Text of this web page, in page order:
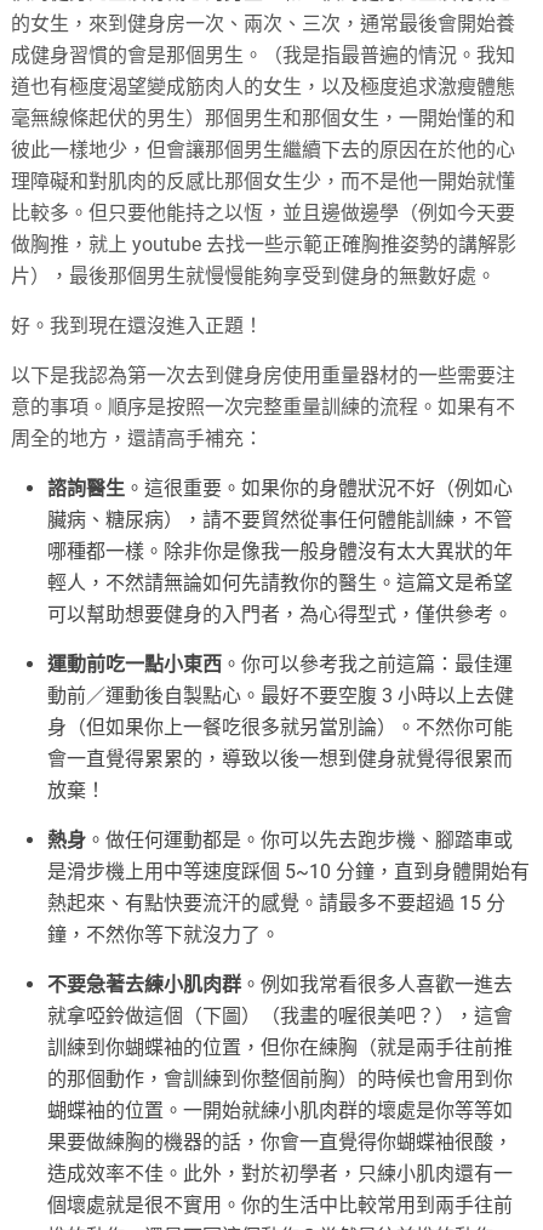
的女生，來到健身房一次、兩次、三次，通常最後會開始養
成健身習慣的會是那個男生。（我是指最普遍的情況。我知
道也有極度渴望變成筋肉人的女生，以及極度追求激瘦體態
毫無線條起伏的男生）那個男生和那個女生，一開始懂的和
彼此一樣地少，但會讓那個男生繼續下去的原因在於他的心
理障礙和對肌肉的反感比那個女生少，而不是他一開始就懂
比較多。但只要他能持之以恆，並且邊做邊學（例如今天要
做胸推，就上 youtube 去找一些示範正確胸推姿勢的講解影
片），最後那個男生就慢慢能夠享受到健身的無數好處。
好。我到現在還沒進入正題！
以下是我認為第一次去到健身房使用重量器材的一些需要注
意的事項。順序是按照一次完整重量訓練的流程。如果有不
周全的地方，還請高手補充：
諮詢醫生 。這很重要。如果你的身體狀況不好（例如心
臟病、糖尿病），請不要貿然從事任何體能訓練，不管
哪種都一樣。除非你是像我一般身體沒有太大異狀的年
輕人，不然請無論如何先請教你的醫生。這篇文是希望
可以幫助想要健身的入門者，為心得型式，僅供參考。
運動前吃一點小東西 。你可以參考我之前這篇：最佳運
動前／運動後自製點心。最好不要空腹 3 小時以上去健
身（但如果你上一餐吃很多就另當別論）。不然你可能
會一直覺得累累的，導致以後一想到健身就覺得很累而
放棄！
熱身 。做任何運動都是。你可以先去跑步機、腳踏車或
是滑步機上用中等速度踩個 5~10 分鐘，直到身體開始有
熱起來、有點快要流汗的感覺。請最多不要超過 15 分
鐘，不然你等下就沒力了。
不要急著去練小肌肉群 。例如我常看很多人喜歡一進去
就拿啞鈴做這個（下圖）（我畫的喔很美吧？），這會
訓練到你蝴蝶袖的位置，但你在練胸（就是兩手往前推
的那個動作，會訓練到你整個前胸）的時候也會用到你
蝴蝶袖的位置。一開始就練小肌肉群的壞處是你等等如
果要做練胸的機器的話，你會一直覺得你蝴蝶袖很酸，
造成效率不佳。此外，對於初學者，只練小肌肉還有一
個壞處就是很不實用。你的生活中比較常用到兩手往前